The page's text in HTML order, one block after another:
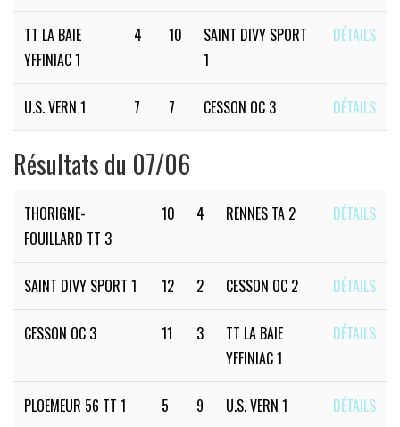
TT LA BAIE
YFFINIAC 1
4 10
SAINT DIVY SPORT
1
DÉTAILS
U.S. VERN 1 7 7 CESSON OC 3 DÉTAILS
Résultats du 07/06
THORIGNE-
FOUILLARD TT 3
10 4 RENNES TA 2 DÉTAILS
SAINT DIVY SPORT 1 12 2 CESSON OC 2 DÉTAILS
CESSON OC 3 11 3
TT LA BAIE
YFFINIAC 1
DÉTAILS
PLOEMEUR 56 TT 1 5 9 U.S. VERN 1 DÉTAILS